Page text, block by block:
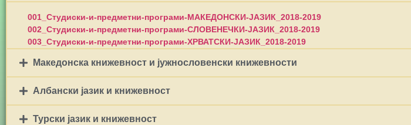
001_Студиски-и-предметни-програми-МАКЕДОНСКИ-ЈАЗИК_2018-2019
002_Студиски-и-предметни-програми-СЛОВЕНЕЧКИ-ЈАЗИК_2018-2019
003_Студиски-и-предметни-програми-ХРВАТСКИ-ЈАЗИК_2018-2019
Македонска книжевност и јужнословенски книжевности
Албански јазик и книжевност
Турски јазик и книжевност